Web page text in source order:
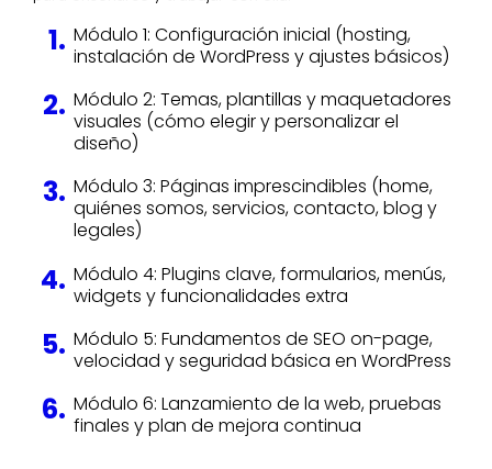
Módulo 1: Configuración inicial (hosting,
instalación de WordPress y ajustes básicos)
Módulo 2: Temas, plantillas y maquetadores
visuales (cómo elegir y personalizar el
diseño)
Módulo 3: Páginas imprescindibles (home,
quiénes somos, servicios, contacto, blog y
legales)
Módulo 4: Plugins clave, formularios, menús,
widgets y funcionalidades extra
Módulo 5: Fundamentos de SEO on-page,
velocidad y seguridad básica en WordPress
Módulo 6: Lanzamiento de la web, pruebas
finales y plan de mejora continua